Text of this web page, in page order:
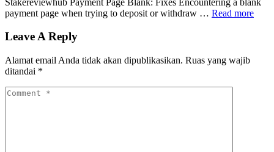
payment page when trying to deposit or withdraw … Read more
Leave A Reply
Alamat email Anda tidak akan dipublikasikan. Ruas yang wajib
ditandai *